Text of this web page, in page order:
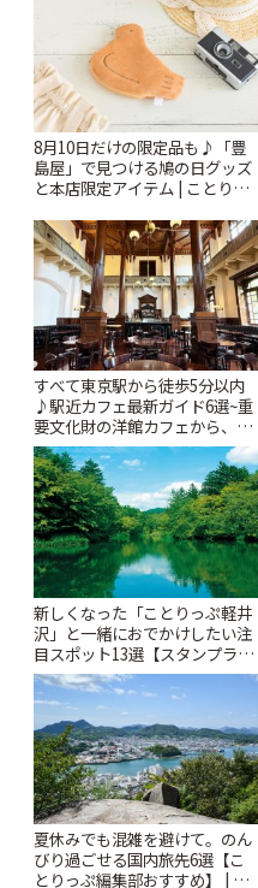
8月10日だけの限定品も♪「豊
島屋」で見つける鳩の日グッズ
と本店限定アイテム | ことりっ
すべて東京駅から徒歩5分以内
♪駅近カフェ最新ガイド6選~重
要文化財の洋館カフェから、改
札すぐのレトロ喫茶まで~ | こと
りっぷ
新しくなった「ことりっぷ軽井
沢」と一緒におでかけしたい注
目スポット13選【スタンプラリ
ー開催中】 | ことりっぷ
夏休みでも混雑を避けて。のん
びり過ごせる国内旅先6選【こ
とりっぷ編集部おすすめ】 | こ